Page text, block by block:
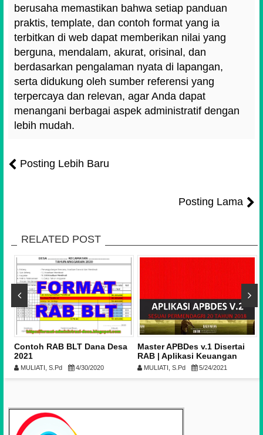
berusaha memastikan bahwa setiap panduan
praktis, template, dan contoh format yang ia
terbitkan di web dapat memberikan nilai yang
berguna, mendalam, akurat, orisinal, dan
berdasarkan pengalaman nyata di lapangan,
serta didukung oleh sumber referensi yang
terpercaya dan relevan, agar Anda dapat
menangani berbagai aspek administratif dengan
lebih mudah.
Posting Lebih Baru
Posting Lama
RELATED POST
Contoh RAB BLT Dana Desa
2021
MULIATI, S.Pd 4/30/2020
Master APBDes v.1 Disertai
RAB | Aplikasi Keuangan
Desa Excel (Lengkap)
MULIATI, S.Pd 5/24/2021